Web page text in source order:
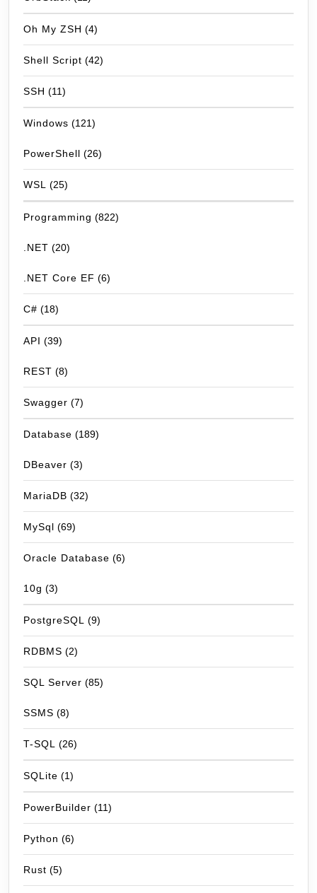
Oh My ZSH (4)
Shell Script (42)
SSH (11)
Windows (121)
PowerShell (26)
WSL (25)
Programming (822)
.NET (20)
.NET Core EF (6)
C# (18)
API (39)
REST (8)
Swagger (7)
Database (189)
DBeaver (3)
MariaDB (32)
MySql (69)
Oracle Database (6)
10g (3)
PostgreSQL (9)
RDBMS (2)
SQL Server (85)
SSMS (8)
T-SQL (26)
SQLite (1)
PowerBuilder (11)
Python (6)
Rust (5)